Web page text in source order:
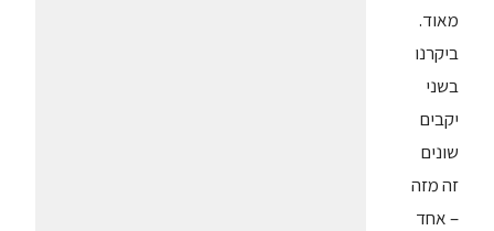
מאוד.
ביקרנו
בשני
יקבים
שונים
זה מזה
– אחד